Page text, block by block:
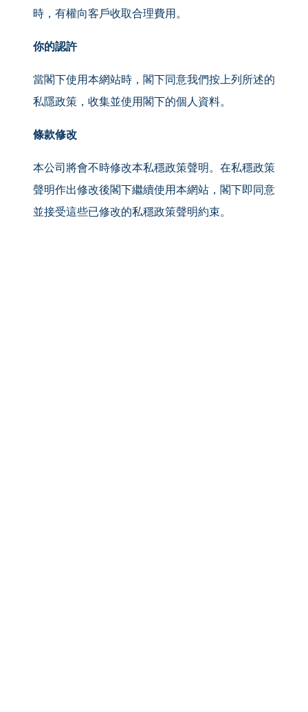
時，有權向客戶收取合理費用。
你的認許
當閣下使用本網站時，閣下同意我們按上列所述的
私隱政策，收集並使用閣下的個人資料。
條款修改
本公司將會不時修改本私穩政策聲明。在私穩政策
聲明作出修改後閣下繼續使用本網站，閣下即同意
並接受這些已修改的私穩政策聲明約束。